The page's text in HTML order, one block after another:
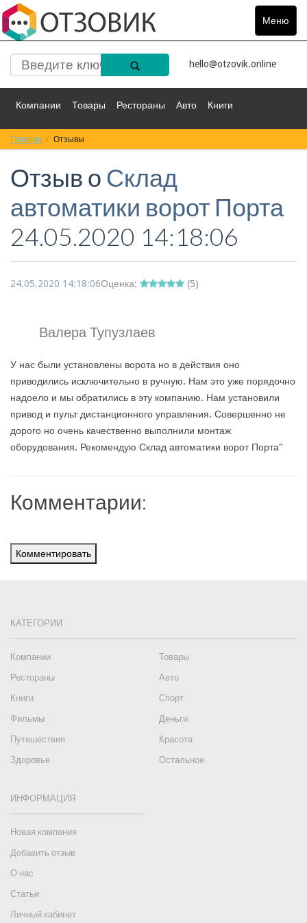
Меню
Toggle
hello@otzovik.online
Компании Товары Рестораны Авто Книги
Спорт Фильмы
Красота Здоровье Остальное
Главная Отзывы
Отзыв о Склад
автоматики ворот Порта
24.05.2020 14:18:06
24.05.2020 14:18:06Оценка: (5)
Валера Тупузлаев
У нас были установлены ворота но в действия оно
приводились исключительно в ручную. Нам это уже порядочно
надоело и мы обратились в эту компанию. Нам установили
привод и пульт дистанционного управления. Совершенно не
дорого но очень качественно выполнили монтаж
оборудования. Рекомендую Склад автоматики ворот Порта"
Комментарии:
Комментировать
КАТЕГОРИИ
Компании
Товары
Рестораны
Авто
Книги
Спорт
Фильмы
Деньги
Путешествия
Красота
Здоровье
Остальное
ИНФОРМАЦИЯ
Новая компания
Добавить отзыв
О нас
Статьи
Личный кабинет